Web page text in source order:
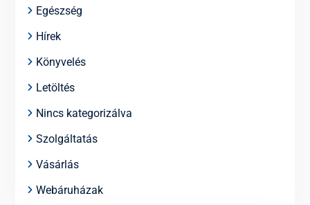
Egészség
Hírek
Könyvelés
Letöltés
Nincs kategorizálva
Szolgáltatás
Vásárlás
Webáruházak